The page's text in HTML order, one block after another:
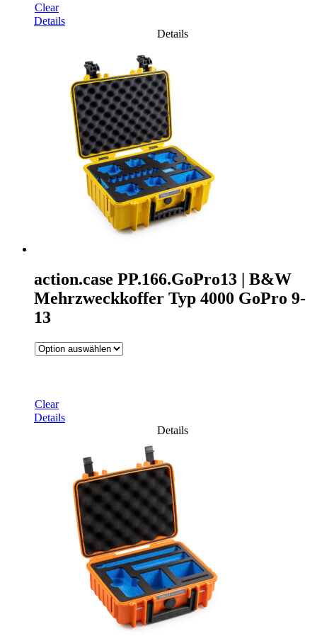
Clear
Details
Details
action.case PP.166.GoPro13 | B&W
Mehrzweckkoffer Typ 4000 GoPro 9-
13
Clear
Details
Details